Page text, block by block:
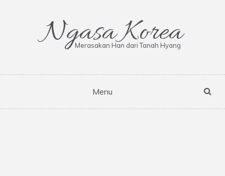
Ngasa Korea
Merasakan Han dari Tanah Hyang
Menu